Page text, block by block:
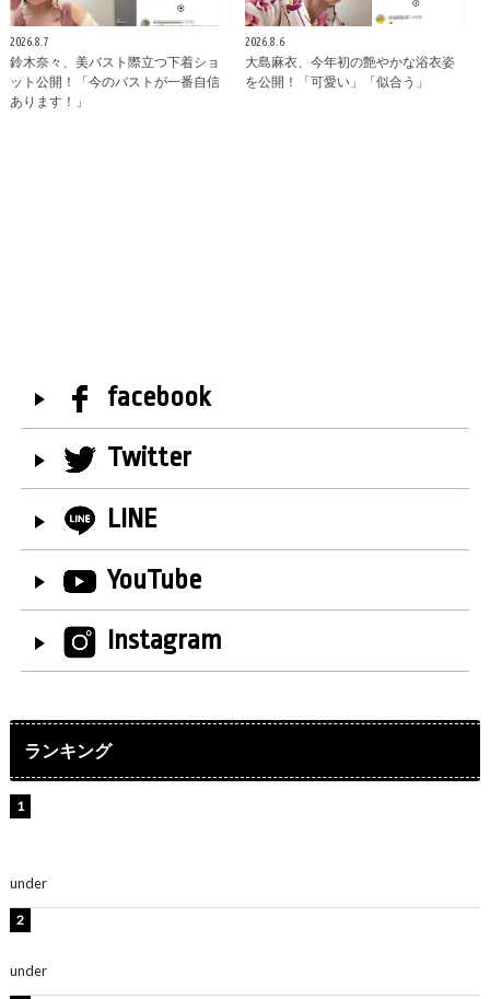
2026.8.7
鈴木奈々、美バスト際立つ下着ショ
ット公開！「今のバストが一番自信
あります！」
2026.8.6
大島麻衣、今年初の艶やかな浴衣姿
を公開！「可愛い」「似合う」
facebook
Twitter
LINE
YouTube
Instagram
ランキング
under
under